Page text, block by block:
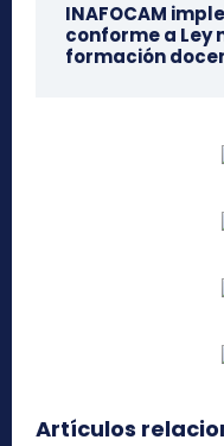
INAFOCAM
conforme a Ley
formación
Artículos